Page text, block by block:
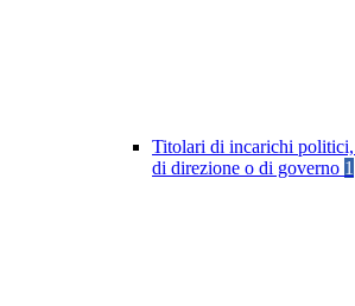
Titolari di incarichi
di direzione o di governo 1